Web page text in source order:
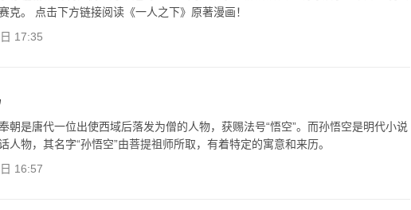
克。 点击下方链接阅读《一人之下》原著漫画！
17:35
朝是唐代一位出使西域后落发为僧的人物，获赐法号“悟空”。而孙悟空是明代小说
人物，其名字“孙悟空”由菩提祖师所取，有着特定的寓意和来历。
16:57